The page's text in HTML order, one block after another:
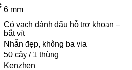
6 mm
Có vạch đánh dấu hỗ trợ khoan –
bắt vít
Nhẵn đẹp, không ba via
50 cây / 1 thùng
Kenzhen